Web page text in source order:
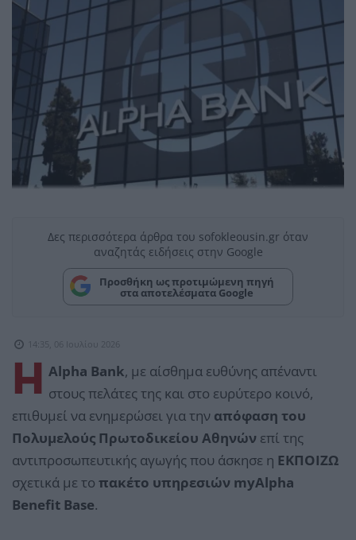
Δες περισσότερα άρθρα του sofokleousin.gr όταν
αναζητάς ειδήσεις στην Google
Προσθήκη ως προτιμώμενη πηγή
στα αποτελέσματα Google
14:35, 06 Ιουλίου 2026
Η Alpha Bank, με αίσθημα ευθύνης απέναντι
στους πελάτες της και στο ευρύτερο κοινό,
επιθυμεί να ενημερώσει για την απόφαση του
Πολυμελούς Πρωτοδικείου Αθηνών επί της
αντιπροσωπευτικής αγωγής που άσκησε η ΕΚΠΟΙΖΩ
σχετικά με το πακέτο υπηρεσιών myAlpha
Benefit Base.